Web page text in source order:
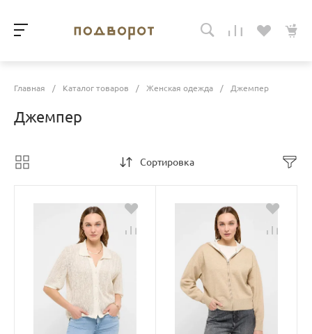
Главная / Каталог товаров / Женская одежда / Джемпер
Джемпер
Сортировка